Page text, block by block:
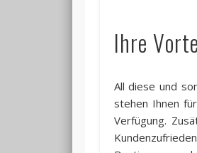
Ihre
All diese und
stehen Ihnen
Verfügung.